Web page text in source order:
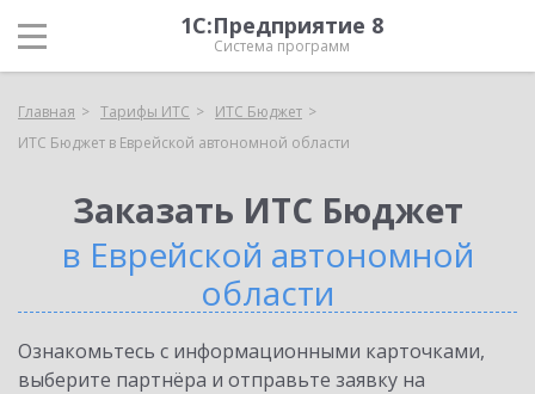
1С:Предприятие 8
Система программ
Главная Тарифы ИТС
ИТС Бюджет
ИТС Бюджет в Еврейской автономной области
Заказать ИТС Бюджет
в Еврейской автономной
области
Ознакомьтесь с информационными карточками,
выберите партнёра и отправьте заявку на